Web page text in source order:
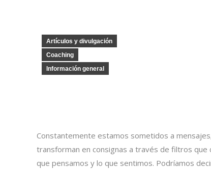
Artículos y divulgación
Coaching
Información general
Constantemente estamos sometidos a
transforman en consignas a través de filtros
que pensamos y lo que sentimos. Podríamos